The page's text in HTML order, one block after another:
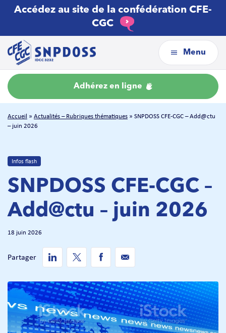
Accédez au site de la confédération CFE-
CGC
Menu
Adhérez en ligne
Accueil » Actualités – Rubriques thématiques » SNPDOSS CFE-CGC – Add@ctu
– juin 2026
Infos flash
SNPDOSS CFE-CGC –
Add@ctu – juin 2026
18 juin 2026
Partager